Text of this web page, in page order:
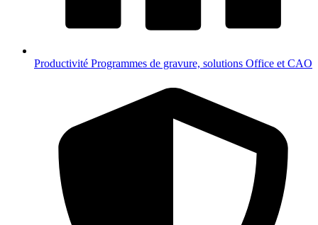
Productivité Programmes de gravure, solutions Office et CAO